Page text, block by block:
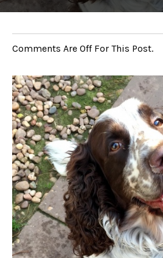
Comments Are Off For This Post.